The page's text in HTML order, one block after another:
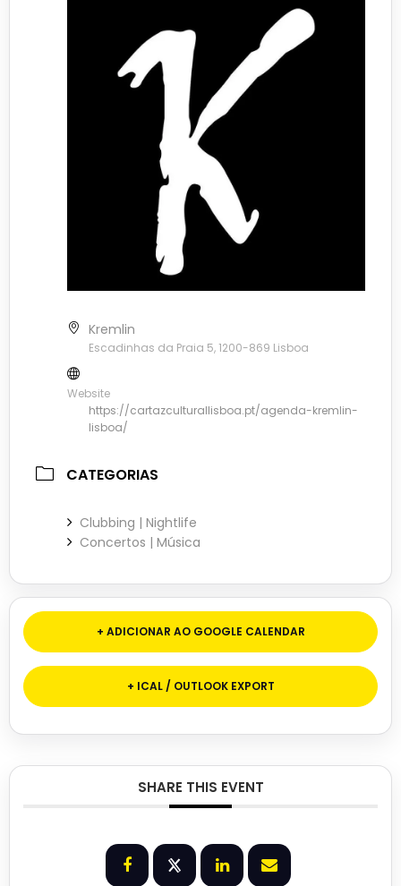
Kremlin
Escadinhas da Praia 5, 1200-869 Lisboa
Website
https://cartazculturallisboa.pt/agenda-kremlin-
lisboa/
CATEGORIAS
Clubbing | Nightlife
Concertos | Música
+ ADICIONAR AO GOOGLE CALENDAR
+ ICAL / OUTLOOK EXPORT
SHARE THIS EVENT